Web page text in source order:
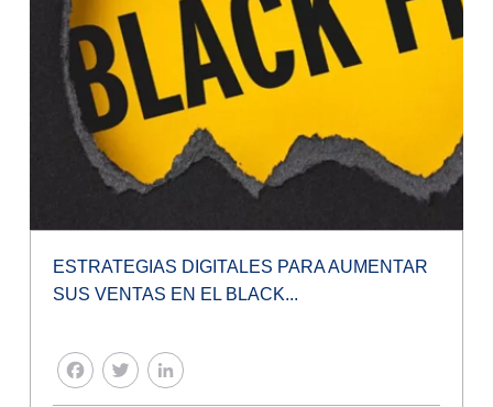
ESTRATEGIAS DIGITALES PARA AUMENTAR
SUS VENTAS EN EL BLACK...
FACEBOOK
TWITTER